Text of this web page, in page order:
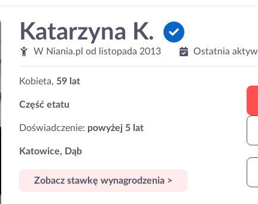
Katarzyna K.
W Niania.pl od listopada 2013 Ostatnia
Kobieta, 59 lat
Część etatu
Doświadczenie: powyżej 5 lat
Katowice, Dąb
Zobacz stawkę wynagrodzenia >